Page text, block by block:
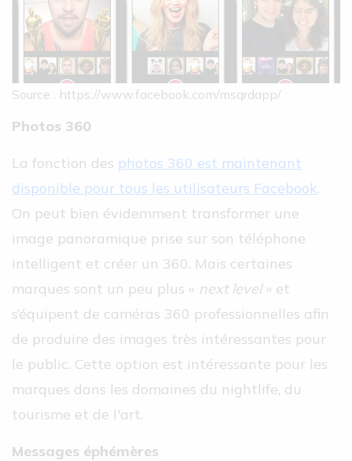
Source : https://www.facebook.com/msqrdapp/
Photos 360
La fonction des photos 360 est maintenant
disponible pour tous les utilisateurs Facebook.
On peut bien évidemment transformer une
image panoramique prise sur son téléphone
intelligent et créer un 360. Mais certaines
marques sont un peu plus « next level» et
s’équipent de caméras 360 professionnelles afin
de produire des images très intéressantes pour
le public. Cette option est intéressante pour les
marques dans les domaines du nightlife, du
tourisme et de l'art.
Messages éphémères